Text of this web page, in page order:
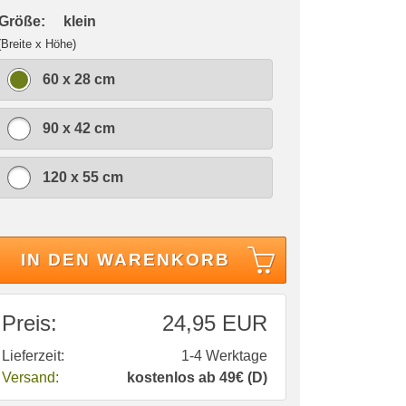
klein
x Höhe)
60 x 28 cm
90 x 42 cm
120 x 55 cm
IN DEN WARENKORB
Preis: 24,95 EUR
Lieferzeit:
1-4 Werktage
Versand:
kostenlos ab 49€ (D)